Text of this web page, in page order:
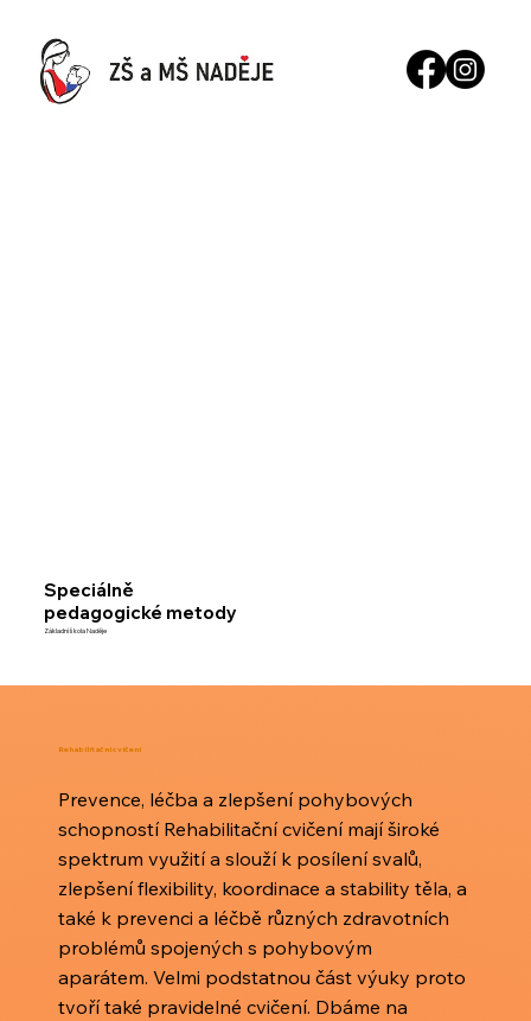
Speciálně
pedagogické metody
Základní škola Naděje
Rehabilitační cvičení
Prevence, léčba a zlepšení pohybových
schopností Rehabilitační cvičení mají široké
spektrum využití a slouží k posílení svalů,
zlepšení flexibility, koordinace a stability těla, a
také k prevenci a léčbě různých zdravotních
problémů spojených s pohybovým
aparátem. Velmi podstatnou část výuky proto
tvoří také pravidelné cvičení. Dbáme na